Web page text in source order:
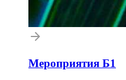
Мероприятия Б1